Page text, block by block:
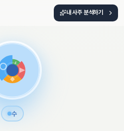
내 사주 분석하기
수